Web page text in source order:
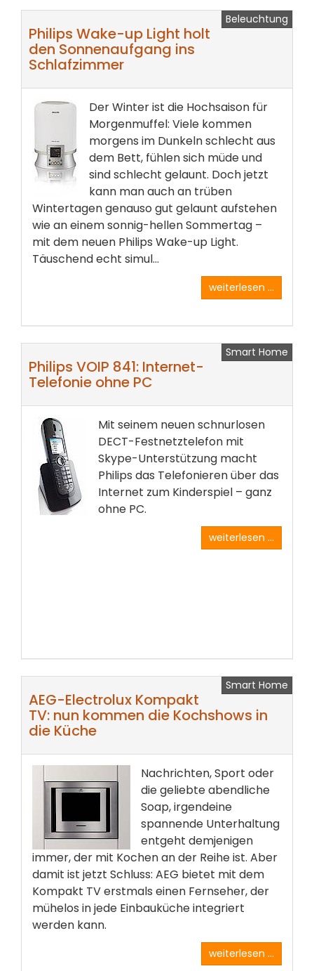
Beleuchtung
Philips Wake-up Light holt
den Sonnenaufgang ins
Schlafzimmer
Der Winter ist die Hochsaison für
Morgenmuffel: Viele kommen
morgens im Dunkeln schlecht aus
dem Bett, fühlen sich müde und
sind schlecht gelaunt. Doch jetzt
kann man auch an trüben
Wintertagen genauso gut gelaunt aufstehen
wie an einem sonnig-hellen Sommertag –
mit dem neuen Philips Wake-up Light.
Täuschend echt simul...
weiterlesen ...
Smart Home
Philips VOIP 841: Internet-
Telefonie ohne PC
Mit seinem neuen schnurlosen
DECT-Festnetztelefon mit
Skype-Unterstützung macht
Philips das Telefonieren über das
Internet zum Kinderspiel – ganz
ohne PC.
weiterlesen ...
Smart Home
AEG-Electrolux Kompakt
TV: nun kommen die Kochshows in
die Küche
Nachrichten, Sport oder
die geliebte abendliche
Soap, irgendeine
spannende Unterhaltung
entgeht demjenigen
immer, der mit Kochen an der Reihe ist. Aber
damit ist jetzt Schluss: AEG bietet mit dem
Kompakt TV erstmals einen Fernseher, der
mühelos in jede Einbauküche integriert
werden kann.
weiterlesen ...